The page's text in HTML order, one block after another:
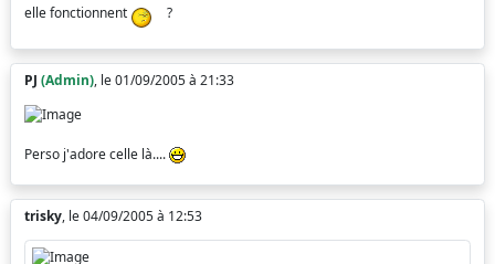
elle fonctionnent
?
PJ (Admin), le 01/09/2005 à 21:33
Perso j'adore celle là....
trisky, le 04/09/2005 à 12:53